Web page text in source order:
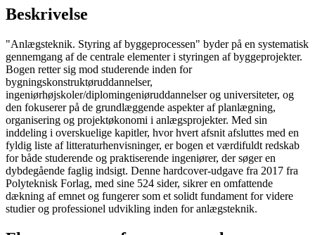
Beskrivelse
"Anlægsteknik. Styring af byggeprocessen" byder på en systematisk
gennemgang af de centrale elementer i styringen af byggeprojekter.
Bogen retter sig mod studerende inden for
bygningskonstruktøruddannelser,
ingeniørhøjskoler/diplomingeniøruddannelser og universiteter, og
den fokuserer på de grundlæggende aspekter af planlægning,
organisering og projektøkonomi i anlægsprojekter. Med sin
inddeling i overskuelige kapitler, hvor hvert afsnit afsluttes med en
fyldig liste af litteraturhenvisninger, er bogen et værdifuldt redskab
for både studerende og praktiserende ingeniører, der søger en
dybdegående faglig indsigt. Denne hardcover-udgave fra 2017 fra
Polyteknisk Forlag, med sine 524 sider, sikrer en omfattende
dækning af emnet og fungerer som et solidt fundament for videre
studier og professionel udvikling inden for anlægsteknik.